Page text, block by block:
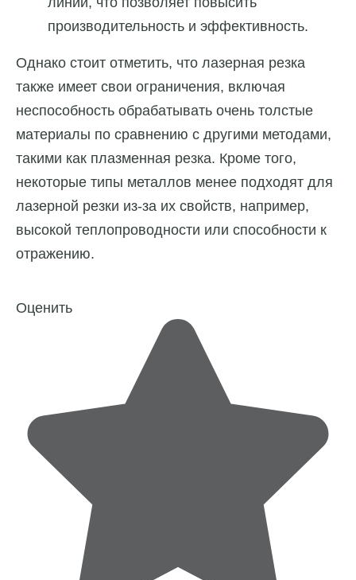
производительность и эффективность.
Однако стоит отметить, что лазерная резка
также имеет свои ограничения, включая
неспособность обрабатывать очень толстые
материалы по сравнению с другими методами,
такими как плазменная резка. Кроме того,
некоторые типы металлов менее подходят для
лазерной резки из-за их свойств, например,
высокой теплопроводности или способности к
отражению.
Оценить